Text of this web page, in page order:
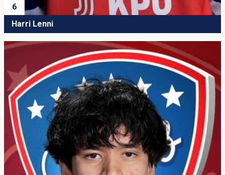
6
Harri Lenni